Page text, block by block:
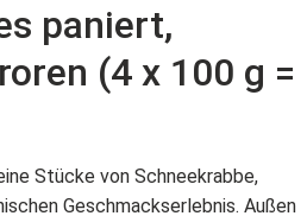
paniert,
(4 x 100 g =
Stücke von Schneekrabbe,
Geschmackserlebnis. Außen